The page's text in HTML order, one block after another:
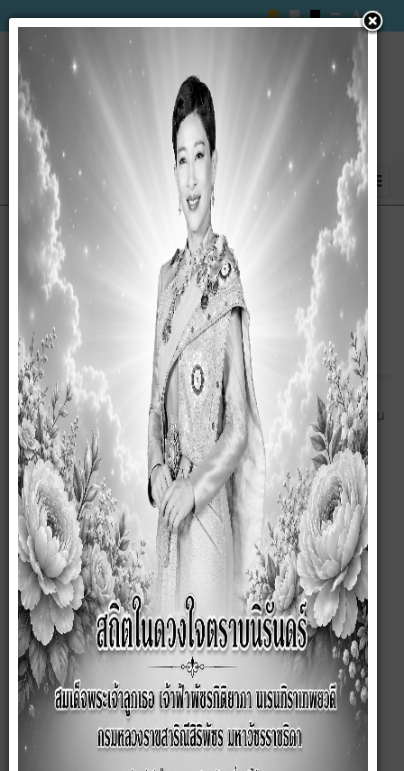
ประกาศสภาองค์การบริหารส่วนตำบลซับ
สมบูรณ์ เรื่อง ประกาศสำเนารายงานการ
ประชุมสภาองค์การบริหารส่วนตำบลซับ
สมบูรณ์ สมัยวิสามัญ สมัยที่ 1 ครั้งที่ 1
ประกาศสภาองค์การบริหารส่วนตำบลซับสมบูรณ์ เรื่อง ประกาศสำเนารายงาน
การประชุมสภาองค์การบริหารส่วนตำบลซับสมบูรณ์ สมัยวิสามัญ สมัยที่ 1
ครั้งที่ 1 ประจำปี พ.ศ. 2567